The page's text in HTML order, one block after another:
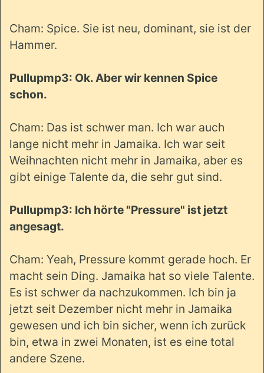
Cham: Spice. Sie ist neu, dominant, sie ist der
Hammer.
Pullupmp3: Ok. Aber wir kennen Spice
schon.
Cham: Das ist schwer man. Ich war auch
lange nicht mehr in Jamaika. Ich war seit
Weihnachten nicht mehr in Jamaika, aber es
gibt einige Talente da, die sehr gut sind.
Pullupmp3: Ich hörte "Pressure" ist jetzt
angesagt.
Cham: Yeah, Pressure kommt gerade hoch. Er
macht sein Ding. Jamaika hat so viele Talente.
Es ist schwer da nachzukommen. Ich bin ja
jetzt seit Dezember nicht mehr in Jamaika
gewesen und ich bin sicher, wenn ich zurück
bin, etwa in zwei Monaten, ist es eine total
andere Szene.